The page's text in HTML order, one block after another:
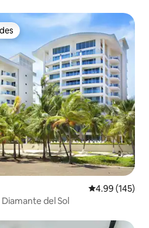
preferido
Calificación
4.99 (145)
del Sol